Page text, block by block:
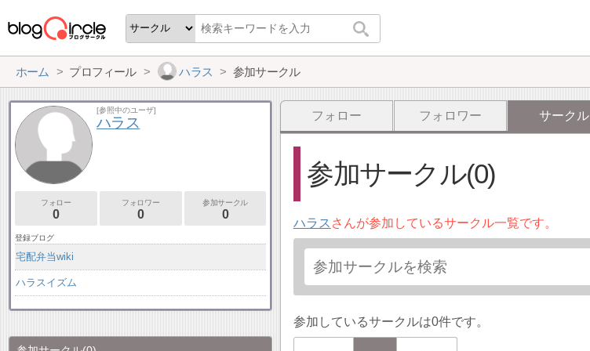
ホーム プロフィール ハラス 参加サークル
フォロー フォロワー サークル
参加サークル(0)
ハラス さんが参加しているサークル一覧です。
参加しているサークルは0件です。
[参照中のユーザ]
ハラス
フォロー
0
フォロワー
0
参加サークル
0
登録ブログ
宅配弁当wiki
ハラスイズム